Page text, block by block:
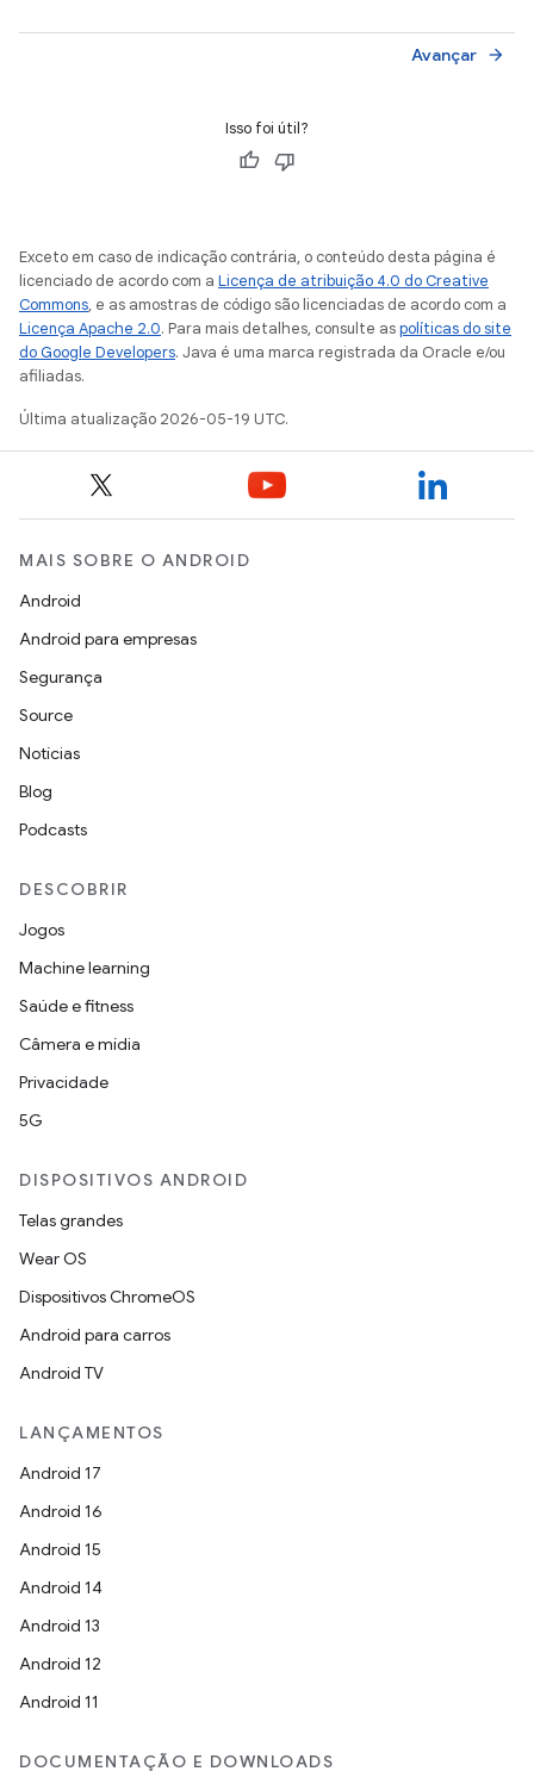
Avançar arrow_forward
Isso foi útil?
Exceto em caso de indicação contrária, o conteúdo desta página é
licenciado de acordo com a Licença de atribuição 4.0 do Creative
Commons, e as amostras de código são licenciadas de acordo com a
Licença Apache 2.0. Para mais detalhes, consulte aspolíticas do site
do Google Developers. Java é uma marca registrada da Oracle e/ou
afiliadas.
Última atualização 2026-05-19 UTC.
MAIS SOBRE O ANDROID
Android
Android para empresas
Segurança
Source
Notícias
Blog
Podcasts
DESCOBRIR
Jogos
Machine learning
Saúde e fitness
Câmera e mídia
Privacidade
5G
DISPOSITIVOS ANDROID
Telas grandes
Wear OS
Dispositivos ChromeOS
Android para carros
Android TV
LANÇAMENTOS
Android 17
Android 16
Android 15
Android 14
Android 13
Android 12
Android 11
DOCUMENTAÇÃO E DOWNLOADS